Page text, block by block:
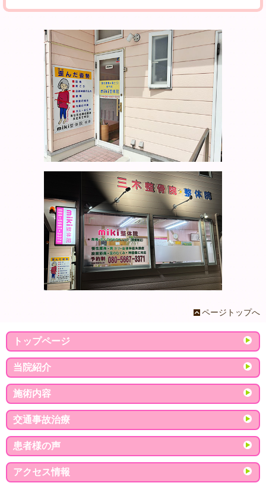
ページトップへ
トップページ
当院紹介
施術内容
交通事故治療
患者様の声
アクセス情報